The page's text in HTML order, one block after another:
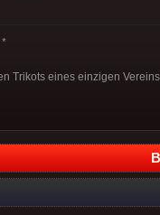
Trikots eines einzigen